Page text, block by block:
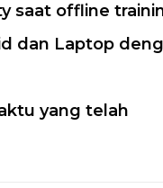
saat offline
dan Laptop
yang telah